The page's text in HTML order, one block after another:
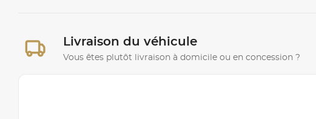
Livraison du véhicule
Vous êtes plutôt livraison à domicile ou en concession ?